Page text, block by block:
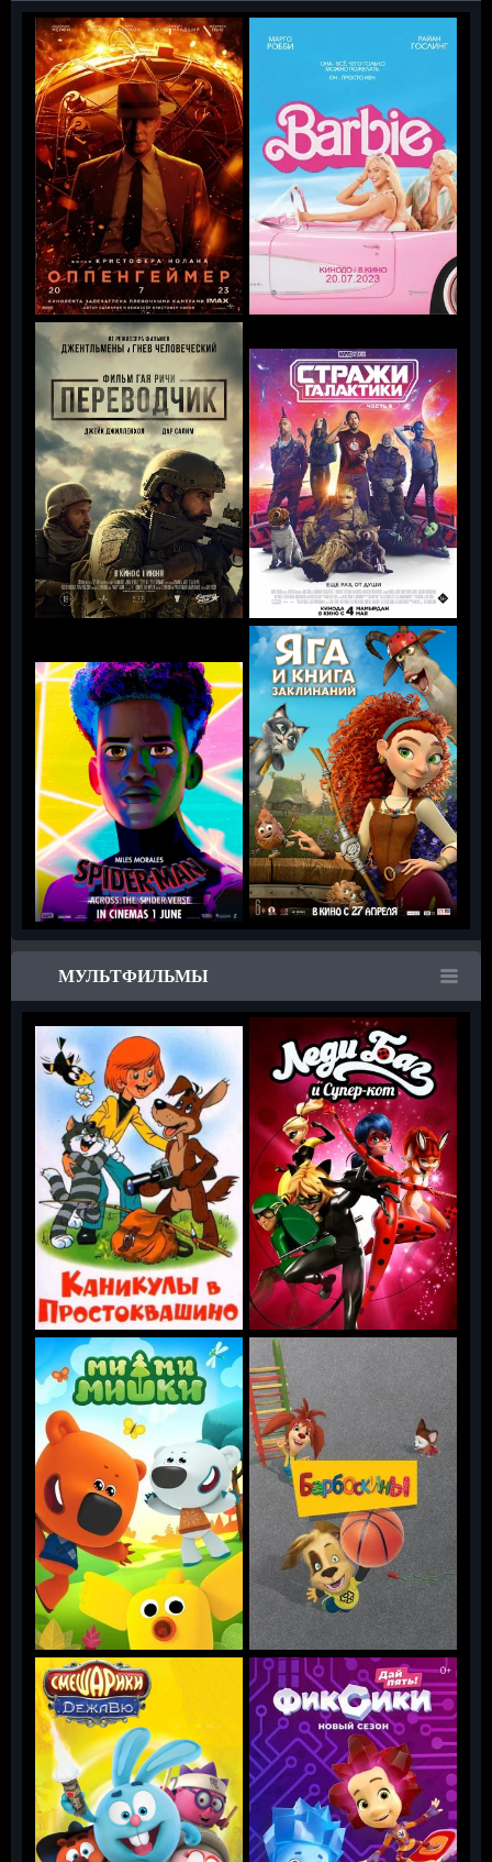
МУЛЬТФИЛЬМЫ